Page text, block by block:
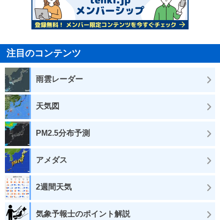
注目のコンテンツ
雨雲レーダー
天気図
PM2.5分布予測
アメダス
2週間天気
気象予報士のポイント解説